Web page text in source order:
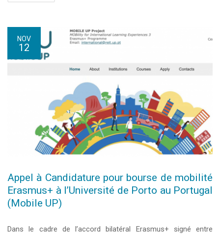
NOV
12
Appel à Candidature pour bourse de mobilité
Erasmus+ à l’Université de Porto au Portugal
(Mobile UP)
Dans le cadre de l’accord bilatéral Erasmus+ signé entre